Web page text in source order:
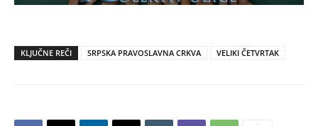
KLJUČNE REČI SRPSKA PRAVOSLAVNA CRKVA VELIKI ČETVRTAK